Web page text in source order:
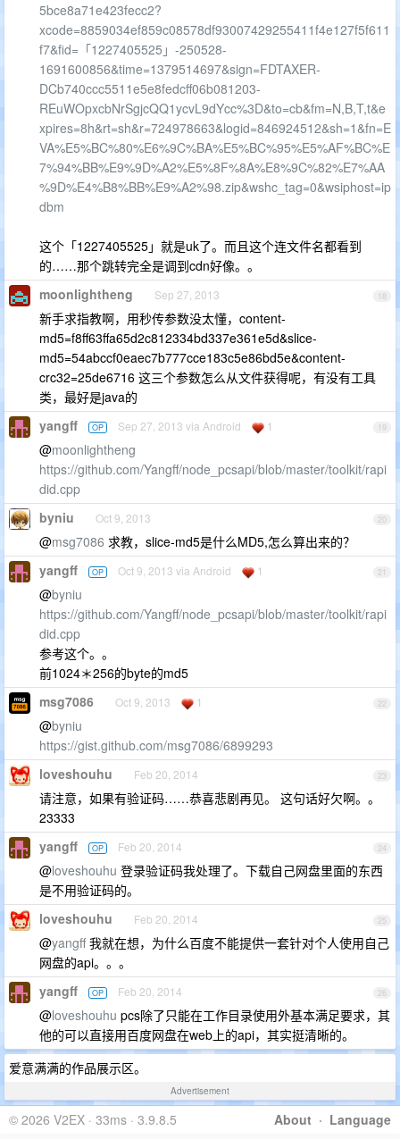
5bce8a71e423fecc2?
xcode=8859034ef859c08578df93007429255411f4e127f5f611
f7&fid=「1227405525」-250528-
1691600856&time=1379514697&sign=FDTAXER-
DCb740ccc5511e5e8fedcff06b081203-
REuWOpxcbNrSgjcQQ1ycvL9dYcc%3D&to=cb&fm=N,B,T,t&e
xpires=8h&rt=sh&r=724978663&logid=846924512&sh=1&fn=E
VA%E5%BC%80%E6%9C%BA%E5%BC%95%E5%AF%BC%E
7%94%BB%E9%9D%A2%E5%8F%8A%E8%9C%82%E7%AA
%9D%E4%B8%BB%E9%A2%98.zip&wshc_tag=0&wsiphost=ip
dbm
这个「1227405525」就是uk了。而且这个连文件名都看到
的……那个跳转完全是调到cdn好像。。
18
moonlightheng Sep 27, 2013
新手求指教啊，用秒传参数没太懂，content-
md5=f8ff63ffa65d2c812334bd337e361e5d&slice-
md5=54abccf0eaec7b777cce183c5e86bd5e&content-
crc32=25de6716 这三个参数怎么从文件获得呢，有没有工具
类，最好是java的
19
yangff OP Sep 27, 2013 via Android 1
@moonlightheng
https://github.com/Yangff/node_pcsapi/blob/master/toolkit/rapi
did.cpp
20
byniu Oct 9, 2013
@msg7086 求教，slice-md5是什么MD5,怎么算出来的？
21
yangff OP Oct 9, 2013 via Android 1
@byniu
https://github.com/Yangff/node_pcsapi/blob/master/toolkit/rapi
did.cpp
参考这个。。
前1024＊256的byte的md5
22
msg7086 Oct 9, 2013 1
@byniu
https://gist.github.com/msg7086/6899293
23
loveshouhu Feb 20, 2014
请注意，如果有验证码……恭喜悲剧再见。 这句话好欠啊。。
23333
24
yangff OP Feb 20, 2014
@loveshouhu 登录验证码我处理了。下载自己网盘里面的东西
是不用验证码的。
25
loveshouhu Feb 20, 2014
@yangff我就在想，为什么百度不能提供一套针对个人使用自己
网盘的api。。。
26
yangff OP Feb 20, 2014
@loveshouhu pcs除了只能在工作目录使用外基本满足要求，其
他的可以直接用百度网盘在web上的api，其实挺清晰的。
爱意满满的作品展示区。
Advertisement
About · Language
© 2026 V2EX · 33ms · 3.9.8.5